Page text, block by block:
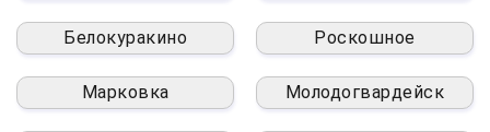
Белокуракино Роскошное
Марковка Молодогвардейск